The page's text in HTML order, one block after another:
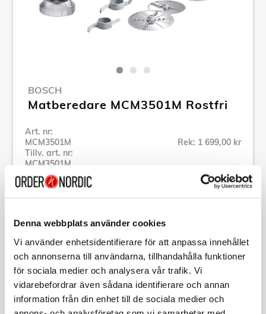
Denna webbplats använder cookies
Vi använder enhetsidentifierare för att anpassa innehållet
och annonserna till användarna, tillhandahålla funktioner
för sociala medier och analysera vår trafik. Vi
vidarebefordrar även sådana identifierare och annan
information från din enhet till de sociala medier och
BOSCH
Matberedare MCM3501M Rostfri
Art. nr:
MCM3501M
Tillv. art. nr:
MCM3501M
Rek: 1 699,00 kr
Se alla produkter inom Bosch
Specifikation
Beskrivning
Art. nr:MCM3501M